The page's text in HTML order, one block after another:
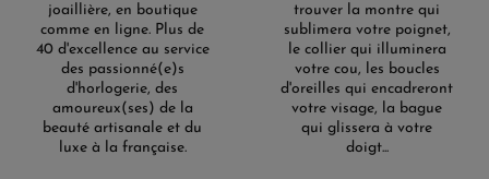
joaillière, en boutique
comme en ligne. Plus de
40 d'excellence au service
des passionné(e)s
d'horlogerie, des
amoureux(ses) de la
beauté artisanale et du
luxe à la française.
trouver la montre qui
sublimera votre poignet,
le collier qui illuminera
votre cou, les boucles
d'oreilles qui encadreront
votre visage, la bague
qui glissera à votre
doigt...